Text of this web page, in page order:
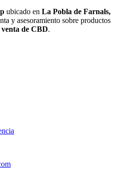
ubicado en La Pobla de Farnals,
y asesoramiento sobre productos
venta de CBD.